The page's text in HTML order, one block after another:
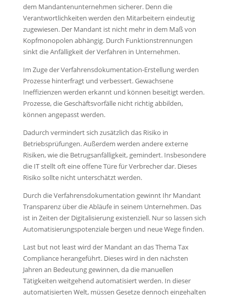
dem Mandantenunternehmen sicherer. Denn die
Verantwortlichkeiten werden den Mitarbeitern eindeutig
zugewiesen. Der Mandant ist nicht mehr in dem Maß von
Kopfmonopolen abhängig. Durch Funktionstrennungen
sinkt die Anfälligkeit der Verfahren in Unternehmen.
Im Zuge der Verfahrensdokumentation-Erstellung werden
Prozesse hinterfragt und verbessert. Gewachsene
Ineffizienzen werden erkannt und können beseitigt werden.
Prozesse, die Geschäftsvorfälle nicht richtig abbilden,
können angepasst werden.
Dadurch vermindert sich zusätzlich das Risiko in
Betriebsprüfungen. Außerdem werden andere externe
Risiken, wie die Betrugsanfälligkeit, gemindert. Insbesondere
die IT stellt oft eine offene Türe für Verbrecher dar. Dieses
Risiko sollte nicht unterschätzt werden.
Durch die Verfahrensdokumentation gewinnt Ihr Mandant
Transparenz über die Abläufe in seinem Unternehmen. Das
ist in Zeiten der Digitalisierung existenziell. Nur so lassen sich
Automatisierungspotenziale bergen und neue Wege finden.
Last but not least wird der Mandant an das Thema Tax
Compliance herangeführt. Dieses wird in den nächsten
Jahren an Bedeutung gewinnen, da die manuellen
Tätigkeiten weitgehend automatisiert werden. In dieser
automatisierten Welt, müssen Gesetze dennoch eingehalten